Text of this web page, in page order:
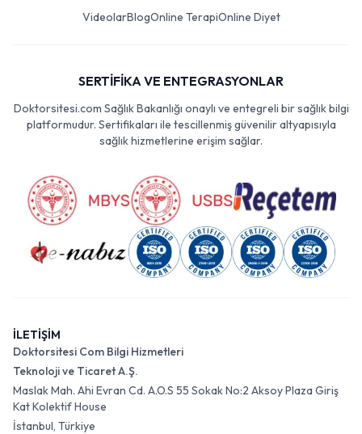
VideolarBlogOnline TerapiOnline Diyet
SERTİFİKA VE ENTEGRASYONLAR
Doktorsitesi.com Sağlık Bakanlığı onaylı ve entegreli bir sağlık bilgi
platformudur. Sertifikaları ile tescillenmiş güvenilir altyapısıyla
sağlık hizmetlerine erişim sağlar.
İLETİŞİM
Doktorsitesi Com Bilgi Hizmetleri
Teknoloji ve Ticaret A.Ş.
Maslak Mah. Ahi Evran Cd. A.O.S 55 Sokak No:2 Aksoy Plaza Giriş
Kat Kolektif House
İstanbul, Türkiye